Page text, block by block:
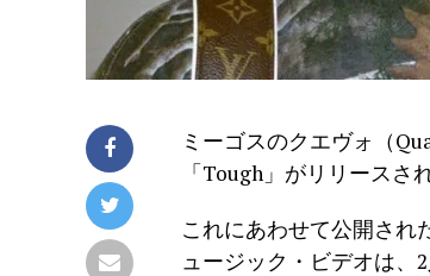
ミーゴスのクエヴォ（
「Tough」がリリースさ
これにあわせて公開され
ュージック・ビデオは、